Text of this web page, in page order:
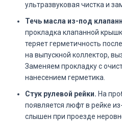
ультразвуковая чистка и
Течь масла из-под
прокладка клапанной
теряет герметичность
на выпускной коллектор,
Заменяем прокладку с
нанесением герметика.
Стук рулевой рейки. На
появляется люфт в рейке
слышен при проезде